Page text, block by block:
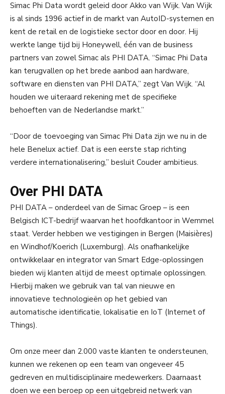
Simac Phi Data wordt geleid door Akko van Wijk. Van Wijk
is al sinds 1996 actief in de markt van AutoID-systemen en
kent de retail en de logistieke sector door en door. Hij
werkte lange tijd bij Honeywell, één van de business
partners van zowel Simac als PHI DATA. “Simac Phi Data
kan terugvallen op het brede aanbod aan hardware,
software en diensten van PHI DATA,” zegt Van Wijk. “Al
houden we uiteraard rekening met de specifieke
behoeften van de Nederlandse markt.”
“Door de toevoeging van Simac Phi Data zijn we nu in de
hele Benelux actief. Dat is een eerste stap richting
verdere internationalisering,” besluit Couder ambitieus.
Over PHI DATA
PHI DATA – onderdeel van de Simac Groep – is een
Belgisch ICT-bedrijf waarvan het hoofdkantoor in Wemmel
staat. Verder hebben we vestigingen in Bergen (Maisières)
en Windhof/Koerich (Luxemburg). Als onafhankelijke
ontwikkelaar en integrator van Smart Edge-oplossingen
bieden wij klanten altijd de meest optimale oplossingen.
Hierbij maken we gebruik van tal van nieuwe en
innovatieve technologieën op het gebied van
automatische identificatie, lokalisatie en IoT (Internet of
Things).
Om onze meer dan 2.000 vaste klanten te ondersteunen,
kunnen we rekenen op een team van ongeveer 45
gedreven en multidisciplinaire medewerkers. Daarnaast
doen we een beroep op een uitgebreid netwerk van